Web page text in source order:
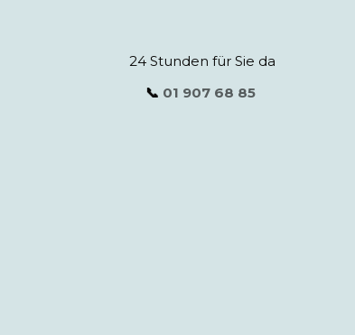
24 Stunden für Sie da
📞 01 907 68 85